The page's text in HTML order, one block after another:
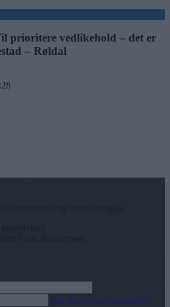
prioritere vedlikehold – det er
– Røldal
Har du gløymt passordet?